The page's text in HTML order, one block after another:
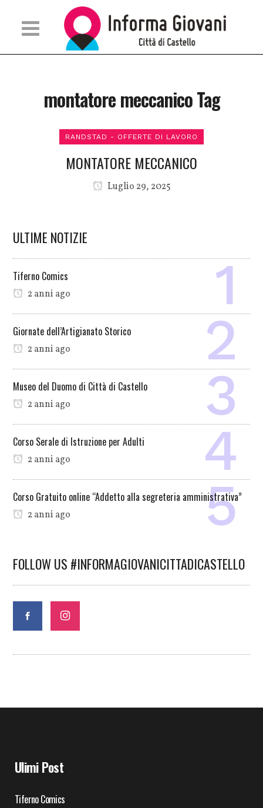
montatore meccanico Tag
RANDSTAD - OFFERTE DI LAVORO
MONTATORE MECCANICO
Luglio 29, 2025
ULTIME NOTIZIE
Tiferno Comics
2 anni ago
Giornate dell’Artigianato Storico
2 anni ago
Museo del Duomo di Città di Castello
2 anni ago
Corso Serale di Istruzione per Adulti
2 anni ago
Corso Gratuito online “Addetto alla segreteria amministrativa”
2 anni ago
FOLLOW US #INFORMAGIOVANICITTADICASTELLO
Ulimi Post
Tiferno Comics